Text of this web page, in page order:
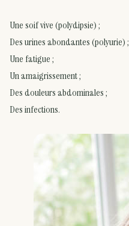
Une soif vive (polydipsie) ;
Des urines abondantes (polyurie) ;
Une fatigue ;
Un amaigrissement ;
Des douleurs abdominales ;
Des infections.